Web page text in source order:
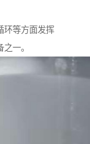
环等方面发挥
一。